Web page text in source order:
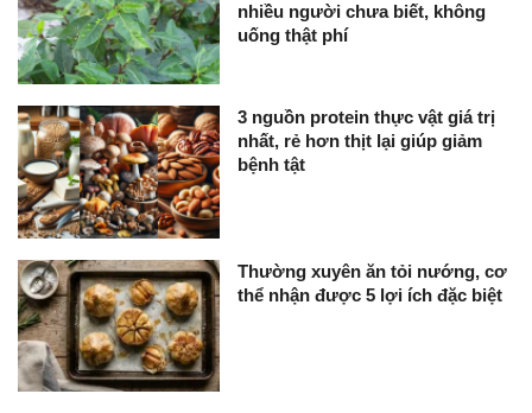
nhiều người chưa biết, không
uống thật phí
3 nguồn protein thực vật giá trị
nhất, rẻ hơn thịt lại giúp giảm
bệnh tật
Thường xuyên ăn tỏi nướng, cơ
thể nhận được 5 lợi ích đặc biệt